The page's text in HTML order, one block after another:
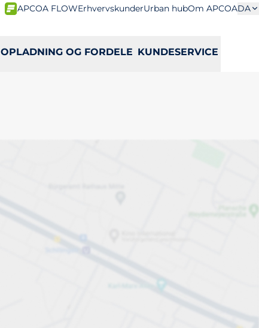
APCOA FLOWErhvervskunderUrban hubOm APCOADA
OPLADNING OG FORDELE KUNDESERVICE